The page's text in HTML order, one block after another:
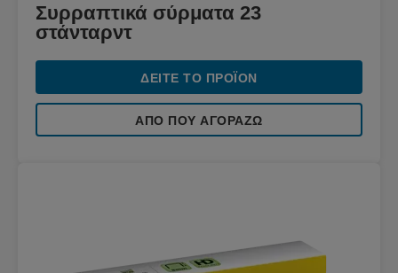
Συρραπτικά σύρματα 23
στάνταρντ
ΔΕΊΤΕ ΤΟ ΠΡΟΪΌΝ
ΑΠΌ ΠΟΥ ΑΓΟΡΆΖΩ